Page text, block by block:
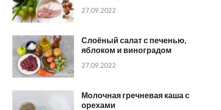
27.09.2022
Слоёный салат с печенью,
яблоком и виноградом
27.09.2022
Молочная гречневая каша с
орехами